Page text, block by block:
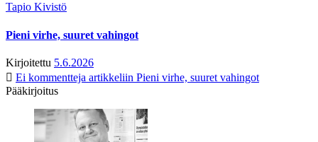
Tapio Kivistö
Pieni virhe, suuret vahingot
Kirjoitettu 5.6.2026
Ei kommentteja artikkeliin Pieni virhe, suuret vahingot
Pääkirjoitus